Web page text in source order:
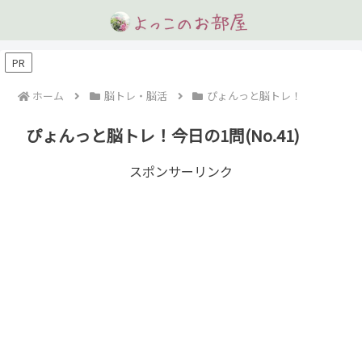
PR
ホーム 脳トレ・脳活 ぴょんっと脳トレ！
ぴょんっと脳トレ！今日の1問(No.41)
スポンサーリンク